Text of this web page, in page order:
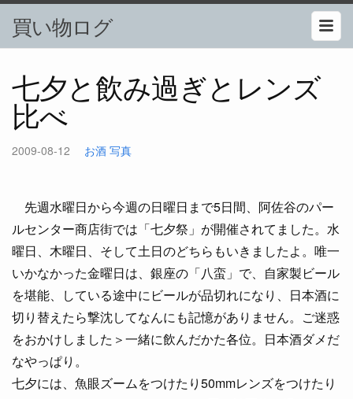
買い物ログ
七夕と飲み過ぎとレンズ
比べ
2009-08-12 お酒 写真
先週水曜日から今週の日曜日まで5日間、阿佐谷のパー
ルセンター商店街では「七夕祭」が開催されてました。水
曜日、木曜日、そして土日のどちらもいきましたよ。唯一
いかなかった金曜日は、銀座の「八蛮」で、自家製ビール
を堪能、している途中にビールが品切れになり、日本酒に
切り替えたら撃沈してなんにも記憶がありません。ご迷惑
をおかけしました＞一緒に飲んだかた各位。日本酒ダメだ
なやっぱり。
七夕には、魚眼ズームをつけたり50mmレンズをつけたり